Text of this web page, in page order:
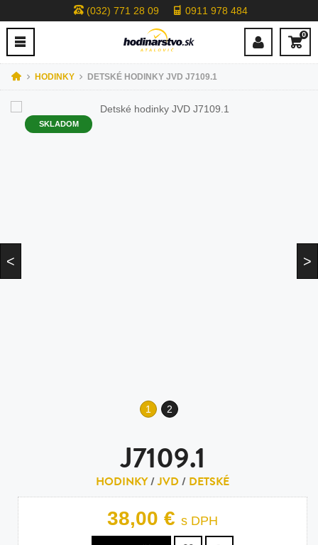
(032) 771 28 09 0911 978 484
0
HODINKY DETSKÉ HODINKY JVD J7109.1
SKLADOM
1 2
J7109.1
HODINKY/JVD/ DETSKÉ
38,00 € s DPH